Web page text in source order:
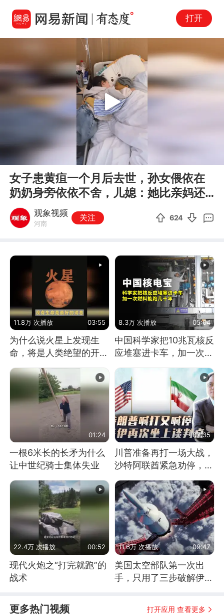
打开
00:00
Play
女子患黄疸一个月后去世，孙女偎依在
奶奶身旁依依不舍，儿媳：她比亲妈还
亲，下辈子再见
观象视频
河南
关注 624
11.8万 次播放 03:55
为什么说火星上发现生
命，将是人类绝望的开
始？
8.3万 次播放 05:04
中国科学家把10兆瓦核反
应堆塞进卡车，加一次燃
料能跑几十年
01:24
一根6米长的长矛为什么
让中世纪骑士集体失业
07:35
川普准备再打一场大战，
沙特阿联酋紧急劝停，美
22.4万 次播放 00:52
现代火炮之“打完就跑”的
战术
11.6万 次播放 09:47
美国太空部队第一次出
手，只用了三步破解伊朗
更多热门视频 打开应用 查看更多